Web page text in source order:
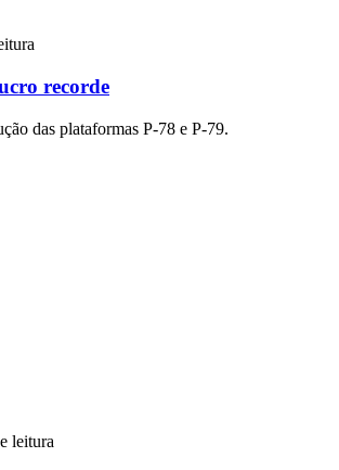
recorde
das plataformas P-78 e P-79.
leitura